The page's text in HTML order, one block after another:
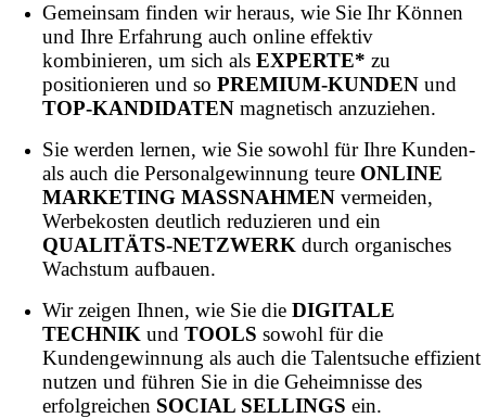
Gemeinsam finden wir heraus, wie Sie Ihr Können
und Ihre Erfahrung auch online effektiv
kombinieren, um sich alsEXPERTE* zu
positionieren und soPREMIUM-KUNDEN und
TOP-KANDIDATEN magnetisch anzuziehen.
Sie werden lernen, wie Sie sowohl für Ihre Kunden-
als auch die Personalgewinnung teure ONLINE
MARKETING MASSNAHMEN vermeiden,
Werbekosten deutlich reduzieren und ein
QUALITÄTS-NETZWERKdurch organisches
Wachstum aufbauen.
Wir zeigen Ihnen, wie Sie dieDIGITALE
TECHNIKundTOOLS sowohl für die
Kundengewinnung als auch die Talentsuche effizient
nutzen und führen Sie in die Geheimnisse des
erfolgreichen SOCIAL SELLINGSein.